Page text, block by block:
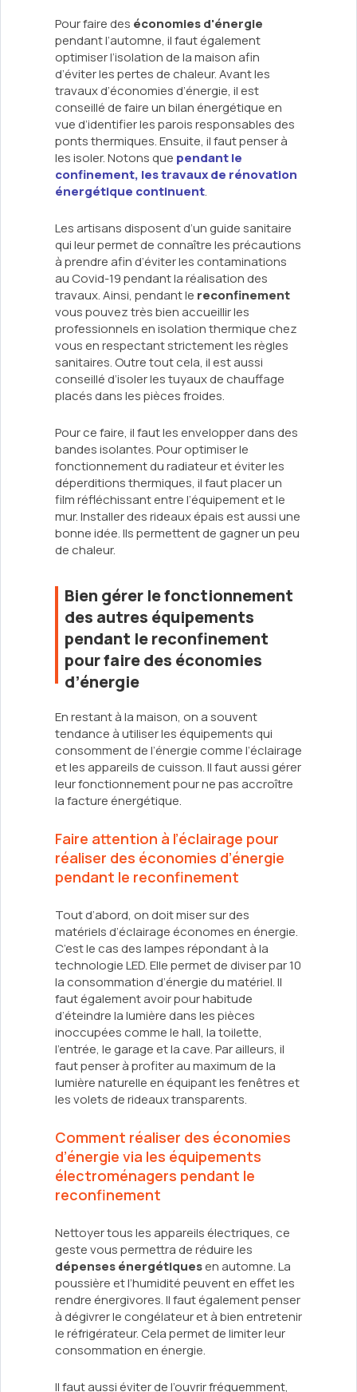
Pour faire des économies d'énergie
pendant l’automne, il faut également
optimiser l’isolation de la maison afin
d’éviter les pertes de chaleur. Avant les
travaux d’économies d’énergie, il est
conseillé de faire un bilan énergétique en
vue d’identifier les parois responsables des
ponts thermiques. Ensuite, il faut penser à
les isoler. Notons que pendant le
confinement, les travaux de rénovation
énergétique continuent.
Les artisans disposent d’un guide sanitaire
qui leur permet de connaître les précautions
à prendre afin d’éviter les contaminations
au Covid-19 pendant la réalisation des
travaux. Ainsi, pendant le reconfinement
vous pouvez très bien accueillir les
professionnels en isolation thermique chez
vous en respectant strictement les règles
sanitaires. Outre tout cela, il est aussi
conseillé d’isoler les tuyaux de chauffage
placés dans les pièces froides.
Pour ce faire, il faut les envelopper dans des
bandes isolantes. Pour optimiser le
fonctionnement du radiateur et éviter les
déperditions thermiques, il faut placer un
film réfléchissant entre l’équipement et le
mur. Installer des rideaux épais est aussi une
bonne idée. Ils permettent de gagner un peu
de chaleur.
Bien gérer le fonctionnement
des autres équipements
pendant le reconfinement
pour faire des économies
d’énergie
En restant à la maison, on a souvent
tendance à utiliser les équipements qui
consomment de l’énergie comme l’éclairage
et les appareils de cuisson. Il faut aussi gérer
leur fonctionnement pour ne pas accroître
la facture énergétique.
Faire attention à l’éclairage pour
réaliser des économies d’énergie
pendant le reconfinement
Tout d’abord, on doit miser sur des
matériels d’éclairage économes en énergie.
C’est le cas des lampes répondant à la
technologie LED. Elle permet de diviser par 10
la consommation d’énergie du matériel. Il
faut également avoir pour habitude
d’éteindre la lumière dans les pièces
inoccupées comme le hall, la toilette,
l’entrée, le garage et la cave. Par ailleurs, il
faut penser à profiter au maximum de la
lumière naturelle en équipant les fenêtres et
les volets de rideaux transparents.
Comment réaliser des économies
d’énergie via les équipements
électroménagers pendant le
reconfinement
Nettoyer tous les appareils électriques, ce
geste vous permettra de réduire les
dépenses énergétiquesen automne. La
poussière et l’humidité peuvent en effet les
rendre énergivores. Il faut également penser
à dégivrer le congélateur et à bien entretenir
le réfrigérateur. Cela permet de limiter leur
consommation en énergie.
Il faut aussi éviter de l’ouvrir fréquemment,